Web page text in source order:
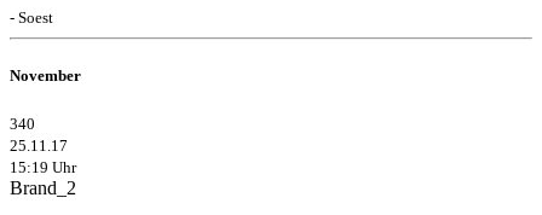
- Soest
November
340
25.11.17
15:19 Uhr
Brand_2